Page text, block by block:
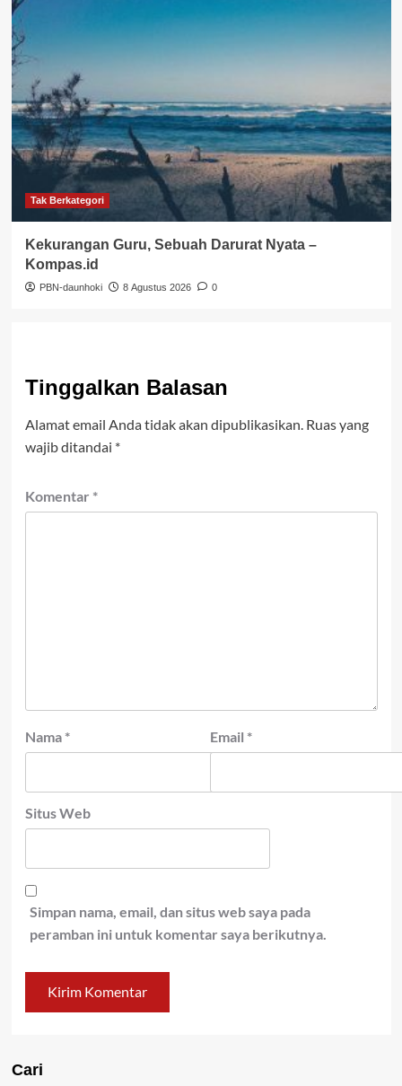
Tak Berkategori
Kekurangan Guru, Sebuah Darurat Nyata –
Kompas.id
PBN-daunhoki 8 Agustus 2026 0
Tinggalkan Balasan
Alamat email Anda tidak akan dipublikasikan. Ruas yang
wajib ditandai *
Komentar *
Nama * Email *
Situs Web
Simpan nama, email, dan situs web saya pada
peramban ini untuk komentar saya berikutnya.
Cari